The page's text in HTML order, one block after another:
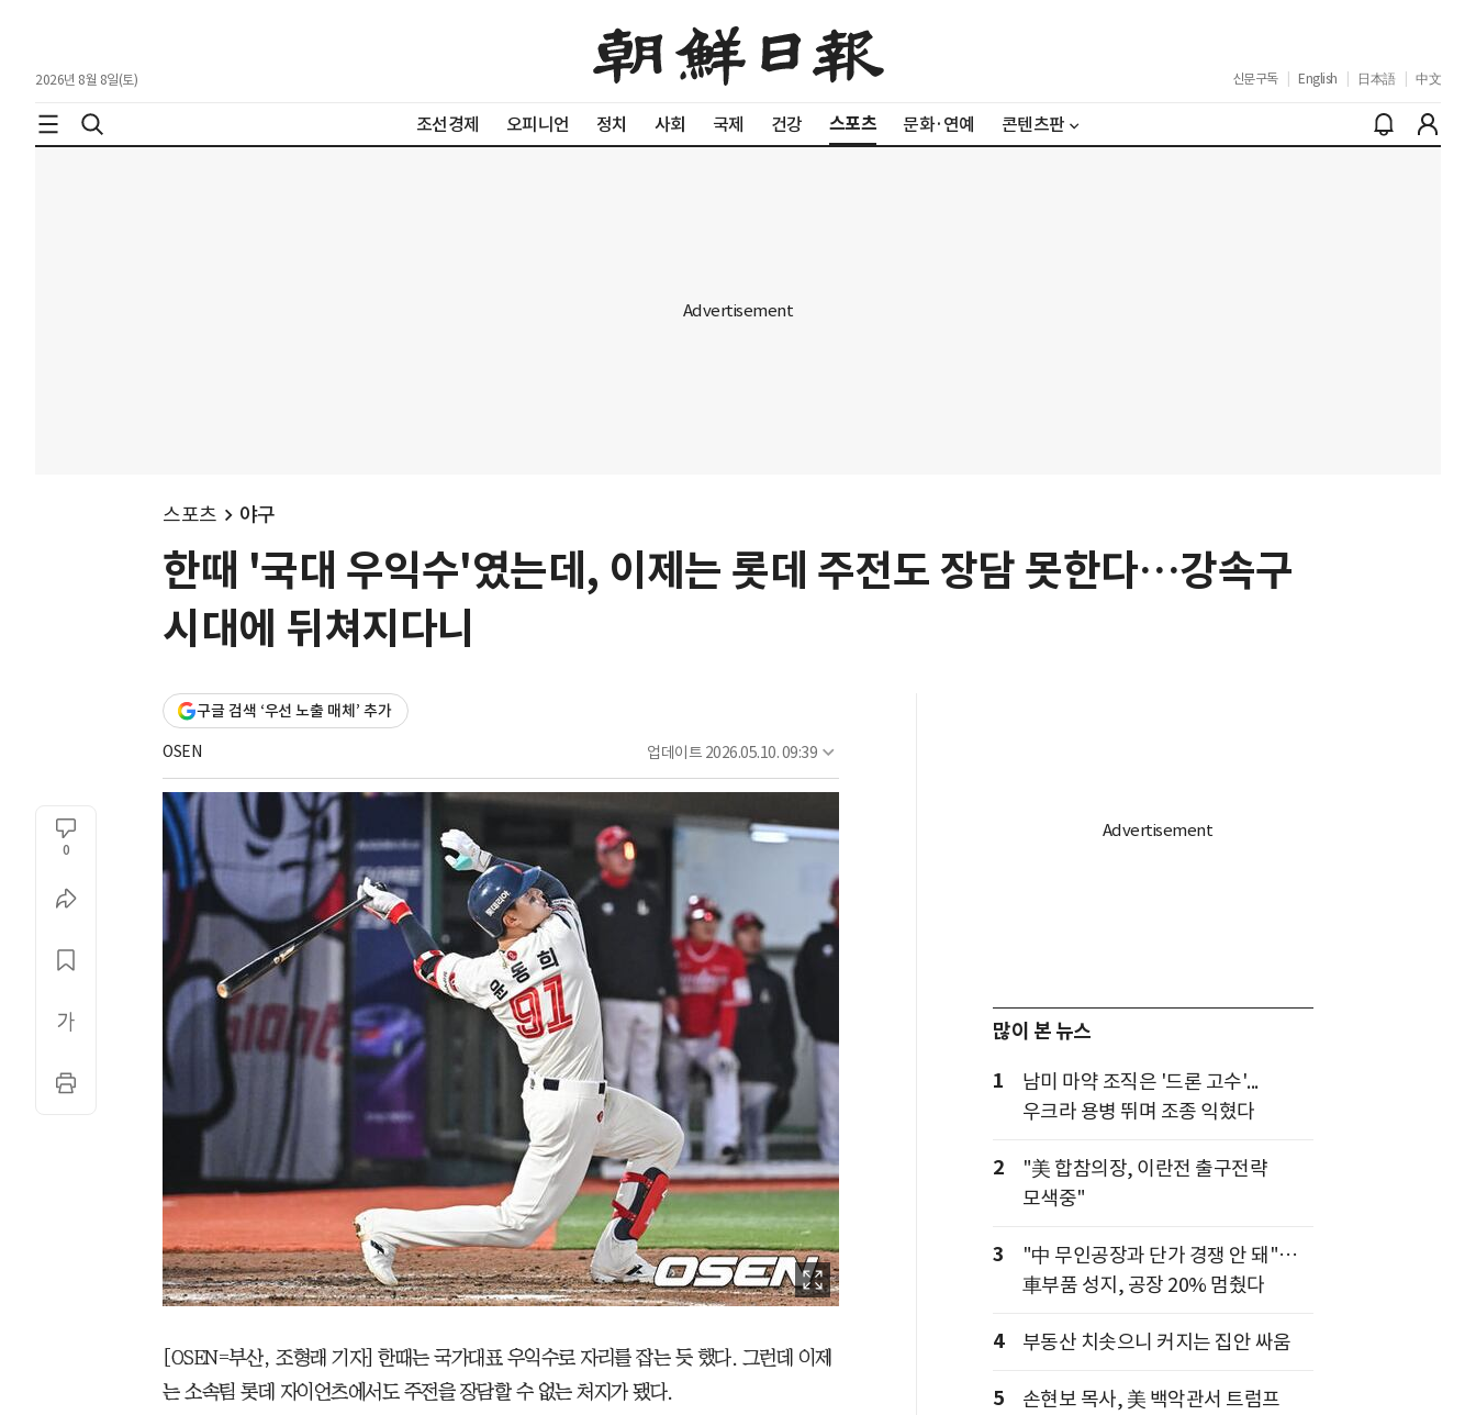
2026년 8월 8일(토) 신문구독 English 日本語 中文
조선경제 오피니언 정치 사회 국제 건강 스포츠 문화·연예 콘텐츠판
스포츠 야구
한때 '국대 우익수'였는데, 이제는 롯데 주전도 장담 못한다…강속구
시대에 뒤쳐지다니
구글 검색 ‘우선 노출 매체’ 추가
OSEN 업데이트 2026.05.10. 09:39
0
[OSEN=부산, 조형래 기자] 한때는 국가대표 우익수로 자리를 잡는 듯 했다. 그런데 이제
는 소속팀 롯데 자이언츠에서도 주전을 장담할 수 없는 처지가 됐다.
많이 본 뉴스
1
남미 마약 조직은 '드론 고수'...
우크라 용병 뛰며 조종 익혔다
2
"美 합참의장, 이란전 출구전략
모색중"
3
"中 무인공장과 단가 경쟁 안 돼"…
車부품 성지, 공장 20% 멈췄다
4 부동산 치솟으니 커지는 집안 싸움
5
손현보 목사, 美 백악관서 트럼프